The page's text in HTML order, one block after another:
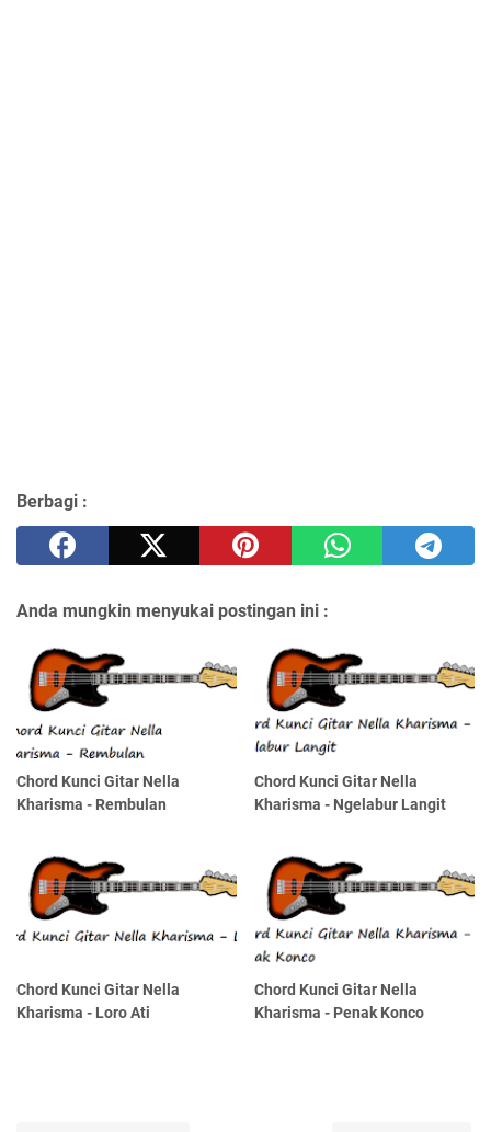
Berbagi :
Anda mungkin menyukai postingan ini :
Chord Kunci Gitar Nella
Kharisma - Rembulan
Chord Kunci Gitar Nella
Kharisma - Ngelabur Langit
Chord Kunci Gitar Nella
Kharisma - Loro Ati
Chord Kunci Gitar Nella
Kharisma - Penak Konco